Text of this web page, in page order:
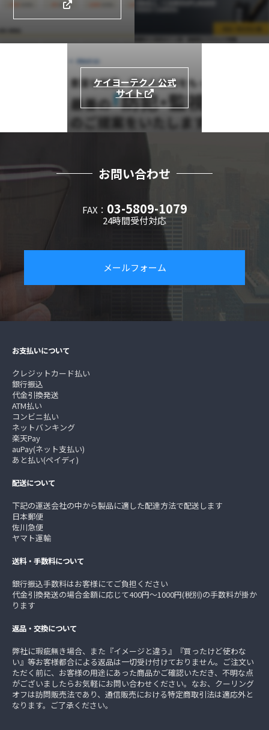
ケイヨーテクノ 公式
サイト
お問い合わせ
FAX： 03-5809-1079
24時間受付対応
メールフォーム
お支払いについて
クレジットカード払い
銀行振込
代金引換発送
ATM払い
コンビニ払い
ネットバンキング
楽天Pay
auPay(ネット支払い)
あと払い(ペイディ)
配送について
下記の運送会社の中から製品に適した配達方法で配送します
日本郵便
佐川急便
ヤマト運輸
送料・手数料について
銀行振込手数料はお客様にてご負担ください
代金引換発送の場合金額に応じて400円～1000円(税別)の手数料が掛か
ります
返品・交換について
弊社に瑕疵無き場合、また『イメージと違う』『買ったけど使わな
い』等お客様都合による返品は一切受け付けておりません。ご注文い
ただく前に、お客様の用途にあった商品かご確認いただき、不明な点
がございましたらお気軽にお問い合わせください。なお、クーリング
オフは訪問販売法であり、通信販売における特定商取引法は適応外と
なります。ご了承ください。